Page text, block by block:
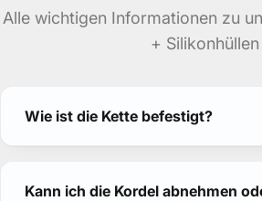
Alle wichtigen Informationen zu
+ Silikonhüllen
Wie ist die Kette befestigt?
Kann ich die Kordel abnehmen